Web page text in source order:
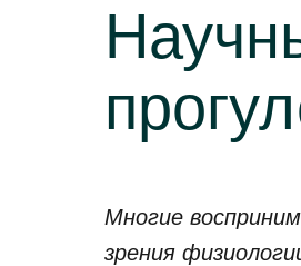
Многие
зрения